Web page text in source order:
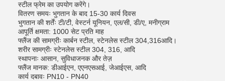
स्टील फ्रेम का उपयोग करेंगे।
वितरण समयः भुगतान के बाद 15-30 कार्य दिवस
भुगतान की शर्तेंः टी/टी, वेस्टर्न यूनियन, एल/सी, डी/ए, मनीग्राम
आपूर्ति क्षमता: 1000 सेट प्रति माह
फ्लैंज की सामग्रीः कार्बन स्टील, स्टेनलेस स्टील 304,316आदि।
शरीर सामग्रीः स्टेनलेस स्टील 304, 316, आदि
स्थापनाः आसान, सुविधाजनक और तेज़
फ्लैंज मानक: डीआईएन, एएनएसआई, जेआईएस, आदि
कार्य दबावः PN10 - PN40